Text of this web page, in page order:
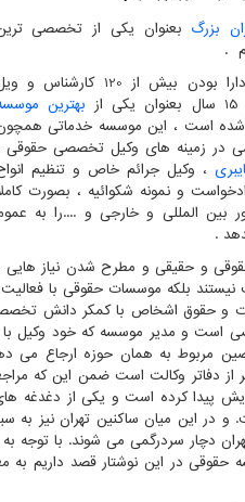
بزرگ بعنوان یکی از تخصصی
.
موسسه حقوقی تهران بزرگ با دارا بودن بیش از 120 کارشناس
بهترین
شده است ، این موسسه خدماتی
در زمینه های وکیل تخصصی حقوقی
، وکیل جرائم خاص و تنظیم
و نمونه شکوائیه ، بصورت
المللی و خارجی و ....را به
.
و حقیقی و مطرح شدن نیاز هایی
نیستند بلکه موسسات حقوقی با
و حقوق اشخاص با کمکر دانش
است و مدیر موسسه که خود وکیل
مربوط به همان حوزه ارجاع می
از دفاتر وکالت است ضمن این که
پیدا کرده است و یکی از
در این میان ساکنین تهران نیز به
دچار سردرگمی می شوند. با
حقوقی در این نوشتار قصد داریم